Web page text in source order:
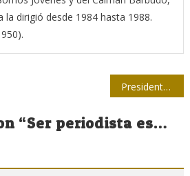
la dirigió desde 1984 hasta 1988.
Presidente Díaz-Canel felicita a periodistas en el Día de la Prensa Cubana
“Ser periodista es…